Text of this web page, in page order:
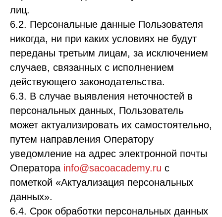
лиц.
6.2. Персональные данные Пользователя
никогда, ни при каких условиях не будут
переданы третьим лицам, за исключением
случаев, связанных с исполнением
действующего законодательства.
6.3. В случае выявления неточностей в
персональных данных, Пользователь
может актуализировать их самостоятельно,
путем направления Оператору
уведомление на адрес электронной почты
Оператора info@sacoacademy.ru с
пометкой «Актуализация персональных
данных».
6.4. Срок обработки персональных данных